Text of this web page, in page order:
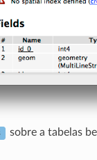
sobre a tabelas